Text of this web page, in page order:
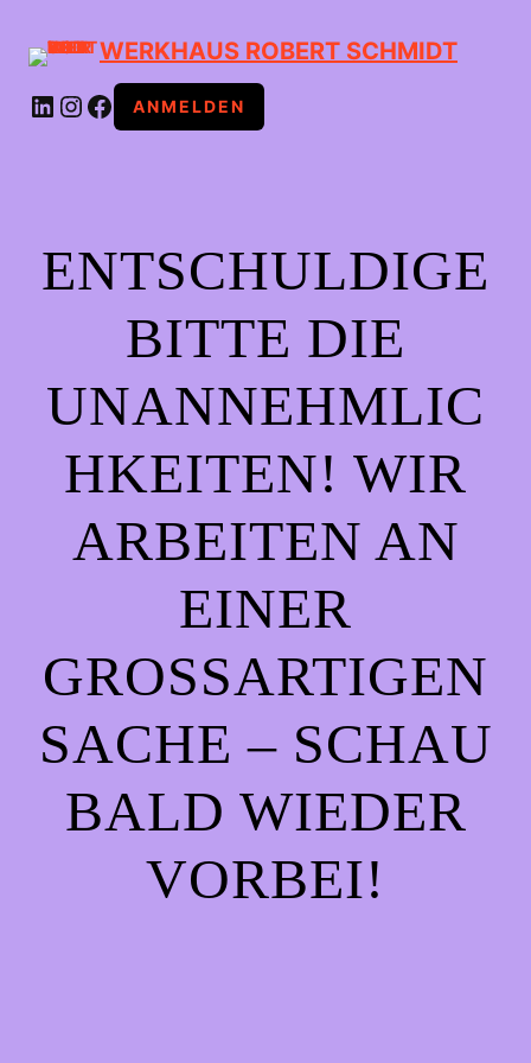
WERKHAUS ROBERT SCHMIDT
LINKEDIN INSTAGRAMFACEBOOK ANMELDEN
ENTSCHULDIGE
BITTE DIE
UNANNEHMLIC
HKEITEN! WIR
ARBEITEN AN
EINER
GROSSARTIGEN S
ACHE – SCHAU B
ALD WIEDER V
ORBEI!